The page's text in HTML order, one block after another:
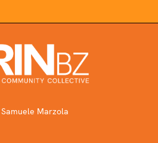
Samuele Marzola